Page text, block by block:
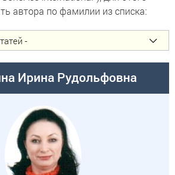
автора по фамилии из списка:
Ирина Рудольфовна